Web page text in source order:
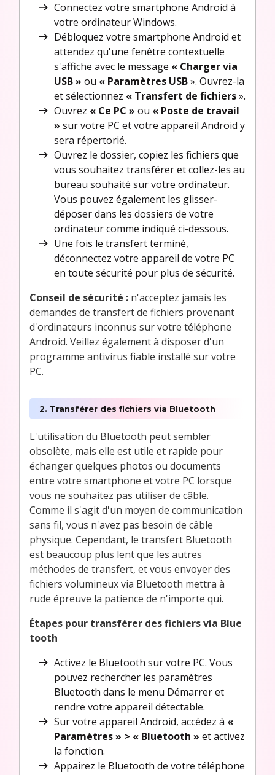
Connectez votre smartphone Android à
votre ordinateur Windows.
Débloquez votre smartphone Android et
attendez qu'une fenêtre contextuelle
s'affiche avec le message « Charger via
USB » ou « Paramètres USB». Ouvrez-la
et sélectionnez « Transfert de fichiers».
Ouvrez « Ce PC » ou « Poste de travail
» sur votre PC et votre appareil Android y
sera répertorié.
Ouvrez le dossier, copiez les fichiers que
vous souhaitez transférer et collez-les au
bureau souhaité sur votre ordinateur.
Vous pouvez également les glisser-
déposer dans les dossiers de votre
ordinateur comme indiqué ci-dessous.
Une fois le transfert terminé,
déconnectez votre appareil de votre PC
en toute sécurité pour plus de sécurité.
Conseil de sécurité : n'acceptez jamais les
demandes de transfert de fichiers provenant
d'ordinateurs inconnus sur votre téléphone
Android. Veillez également à disposer d'un
programme antivirus fiable installé sur votre
PC.
2. Transférer des fichiers via Bluetooth
L'utilisation du Bluetooth peut sembler
obsolète, mais elle est utile et rapide pour
échanger quelques photos ou documents
entre votre smartphone et votre PC lorsque
vous ne souhaitez pas utiliser de câble.
Comme il s'agit d'un moyen de communication
sans fil, vous n'avez pas besoin de câble
physique. Cependant, le transfert Bluetooth
est beaucoup plus lent que les autres
méthodes de transfert, et vous envoyer des
fichiers volumineux via Bluetooth mettra à
rude épreuve la patience de n'importe qui.
Étapes pour transférer des fichiers via Blue
tooth
Activez le Bluetooth sur votre PC. Vous
pouvez rechercher les paramètres
Bluetooth dans le menu Démarrer et
rendre votre appareil détectable.
Sur votre appareil Android, accédez à «
Paramètres » > « Bluetooth » et activez
la fonction.
Appairez le Bluetooth de votre téléphone